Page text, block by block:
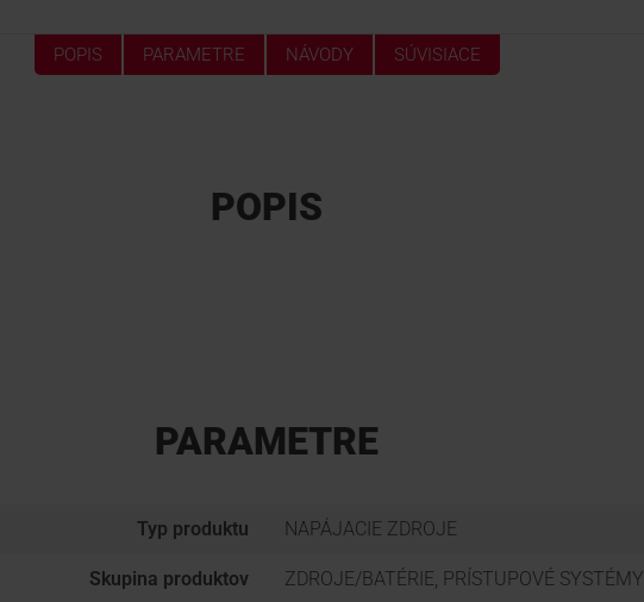
POPIS PARAMETRE NÁVODY SÚVISIACE
POPIS
PARAMETRE
Typ produktu NAPÁJACIE ZDROJE
Skupina produktov ZDROJE/BATÉRIE, PRÍSTUPOVÉ SYSTÉMY